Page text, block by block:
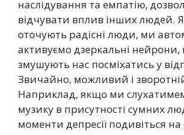
наслідування та емпатію,
відчувати вплив інших людей.
оточують радісні люди, ми
активуємо дзеркальні
змушують нас посміхатись у
Звичайно, можливий і
Наприклад, якщо ми
музику в присутності сумних
моменти депресії подивіться